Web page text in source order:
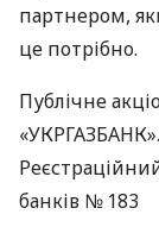
партнером,
це потрібно.
Публічне
банків № 183